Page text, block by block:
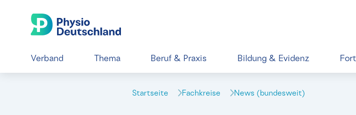
Verband Thema Beruf & Praxis Bildung & Evidenz
Startseite Fachkreise News (bundesweit)